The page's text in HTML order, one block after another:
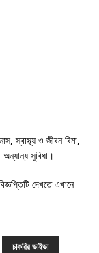
স্বাস্থ্য ও জীবন বিমা,
সুবিধা।
দেখতে এখানে
চাকরির ভাইভা